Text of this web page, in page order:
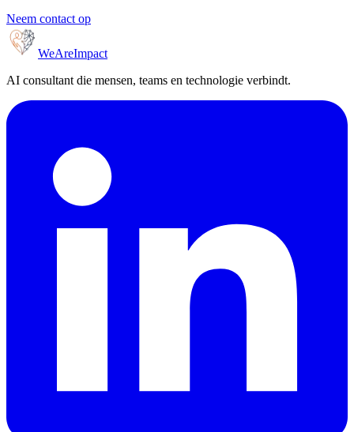
Neem contact op
WeAreImpact
AI consultant die mensen, teams en technologie verbindt.